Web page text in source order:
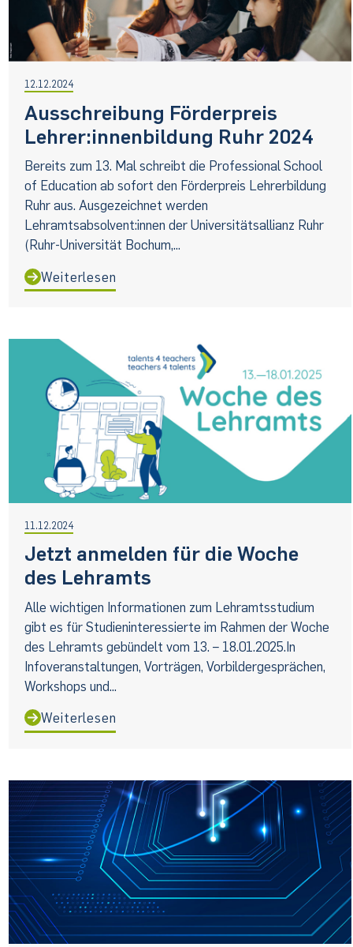
12.12.2024
Ausschreibung Förderpreis
Lehrer:innenbildung Ruhr 2024
Bereits zum 13. Mal schreibt die Professional School
of Education ab sofort den Förderpreis Lehrerbildung
Ruhr aus. Ausgezeichnet werden
Lehramtsabsolvent:innen der Universitätsallianz Ruhr
(Ruhr-Universität Bochum,...
Weiterlesen
11.12.2024
Jetzt anmelden für die Woche
des Lehramts
Alle wichtigen Informationen zum Lehramtsstudium
gibt es für Studieninteressierte im Rahmen der Woche
des Lehramts gebündelt vom 13. – 18.01.2025.In
Infoveranstaltungen, Vorträgen, Vorbildergesprächen,
Workshops und...
Weiterlesen